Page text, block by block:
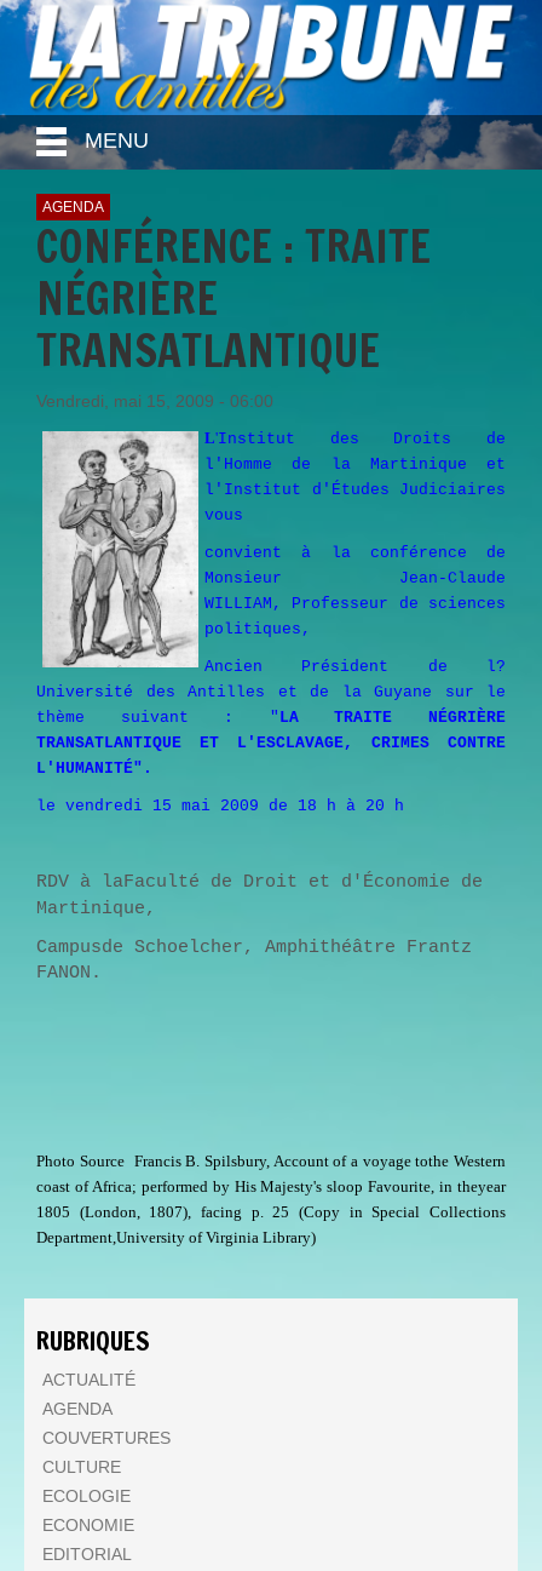
MENU
AGENDA
CONFÉRENCE : TRAITE
NÉGRIÈRE
TRANSATLANTIQUE
Vendredi, mai 15, 2009 - 06:00
L'Institut des Droits de
l'Homme de la Martinique et
l'Institut d'Études Judiciaires
vous
convient à la conférence de
Monsieur Jean-Claude
WILLIAM, Professeur de sciences
politiques,
Ancien Président de l?
Université des Antilles et de la Guyane sur le
thème suivant : " LA TRAITE NÉGRIÈRE
TRANSATLANTIQUE ET L'ESCLAVAGE, CRIMES CONTRE
L'HUMANITÉ".
le vendredi 15 mai 2009 de 18 h à 20 h
RDV à laFaculté de Droit et d'Économie de
Martinique,
Campusde Schoelcher, Amphithéâtre Frantz
FANON.
Photo Source Francis B. Spilsbury, Account of a voyage tothe Western
coast of Africa; performed by His Majesty's sloop Favourite, in theyear
1805 (London, 1807), facing p. 25 (Copy in Special Collections
Department,University of Virginia Library)
RUBRIQUES
ACTUALITÉ
AGENDA
COUVERTURES
CULTURE
ECOLOGIE
ECONOMIE
EDITORIAL